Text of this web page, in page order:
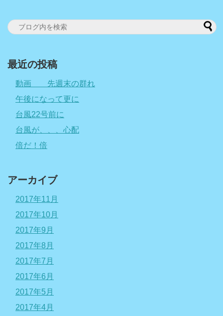
最近の投稿
動画 先週末の群れ
午後になって更に
台風22号前に
台風が、、、心配
倍だ！倍
アーカイブ
2017年11月
2017年10月
2017年9月
2017年8月
2017年7月
2017年6月
2017年5月
2017年4月